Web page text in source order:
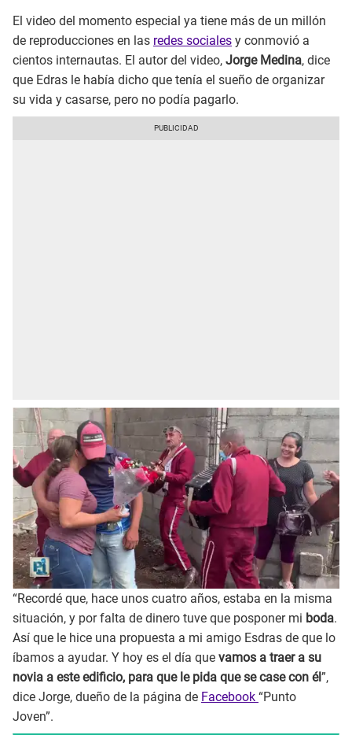
El video del momento especial ya tiene más de un millón
de reproducciones en las redes sociales y conmovió a
cientos internautas. El autor del video, Jorge Medina, dice
que Edras le había dicho que tenía el sueño de organizar
su vida y casarse, pero no podía pagarlo.
“Recordé que, hace unos cuatro años, estaba en la misma
situación, y por falta de dinero tuve que posponer mi boda.
Así que le hice una propuesta a mi amigo Esdras de que lo
íbamos a ayudar. Y hoy es el día que vamos a traer a su
novia a este edificio, para que le pida que se case con él”,
dice Jorge, dueño de la página de Facebook “Punto
Joven”.